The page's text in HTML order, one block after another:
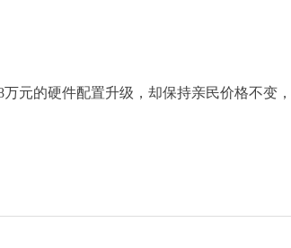
元的硬件配置升级，却保持亲民价格不变，